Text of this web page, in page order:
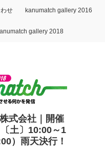
せ kanumatch gallery 2016
gallery 2018
式会社｜開催
土〕10:00～1
）雨天決行！